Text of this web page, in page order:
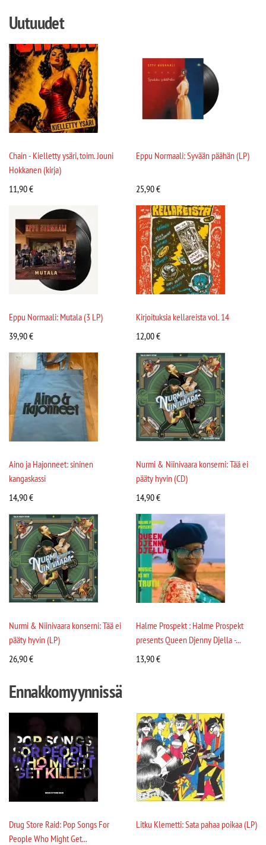
Uutuudet
Chain - Kielletty ysäri, toim. Jouni
Hokkanen (kirja)
11,90€
Eppu Normaali: Syvään päähän (LP)
25,90€
Eppu Normaali: Mutala (3 LP)
39,90€
Kirjoituksia kellareista vol. 14
12,00€
Aino ja Hajonneet: sininen
kangaskassi
14,90€
Nurmi & Niinivaara konserni: Tää ei
pääty hyvin (CD)
14,90€
Nurmi & Niinivaara konserni: Tää ei
pääty hyvin (LP)
26,90€
Halme Prospekt : Halme Prospekt
presents Queen Djenny Djella -...
13,90€
Ennakkomyynnissä
Drug Store Raid: Pop Songs For
People Who Might Get...
Litku Klemetti: Sata pahaa poikaa (LP)